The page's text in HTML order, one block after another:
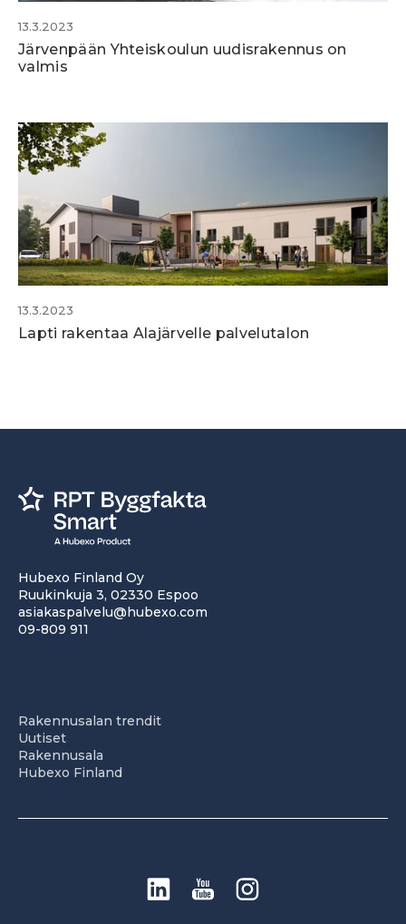
13.3.2023
Järvenpään Yhteiskoulun uudisrakennus on
valmis
13.3.2023
Lapti rakentaa Alajärvelle palvelutalon
Hubexo Finland Oy
Ruukinkuja 3, 02330 Espoo
asiakaspalvelu@hubexo.com
09-809 911
Rakennusalan trendit
Uutiset
Rakennusala
Hubexo Finland